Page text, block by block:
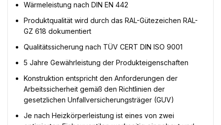
Wärmeleistung nach DIN EN 442
Produktqualität wird durch das RAL-Gütezeichen RAL-
GZ 618 dokumentiert
Qualitätssicherung nach TÜV CERT DIN ISO 9001
5 Jahre Gewährleistung der Produkteigenschaften
Konstruktion entspricht den Anforderungen der
Arbeitssicherheit gemäß den Richtlinien der
gesetzlichen Unfallversicherungsträger (GUV)
Je nach Heizkörperleistung ist eines von zwei